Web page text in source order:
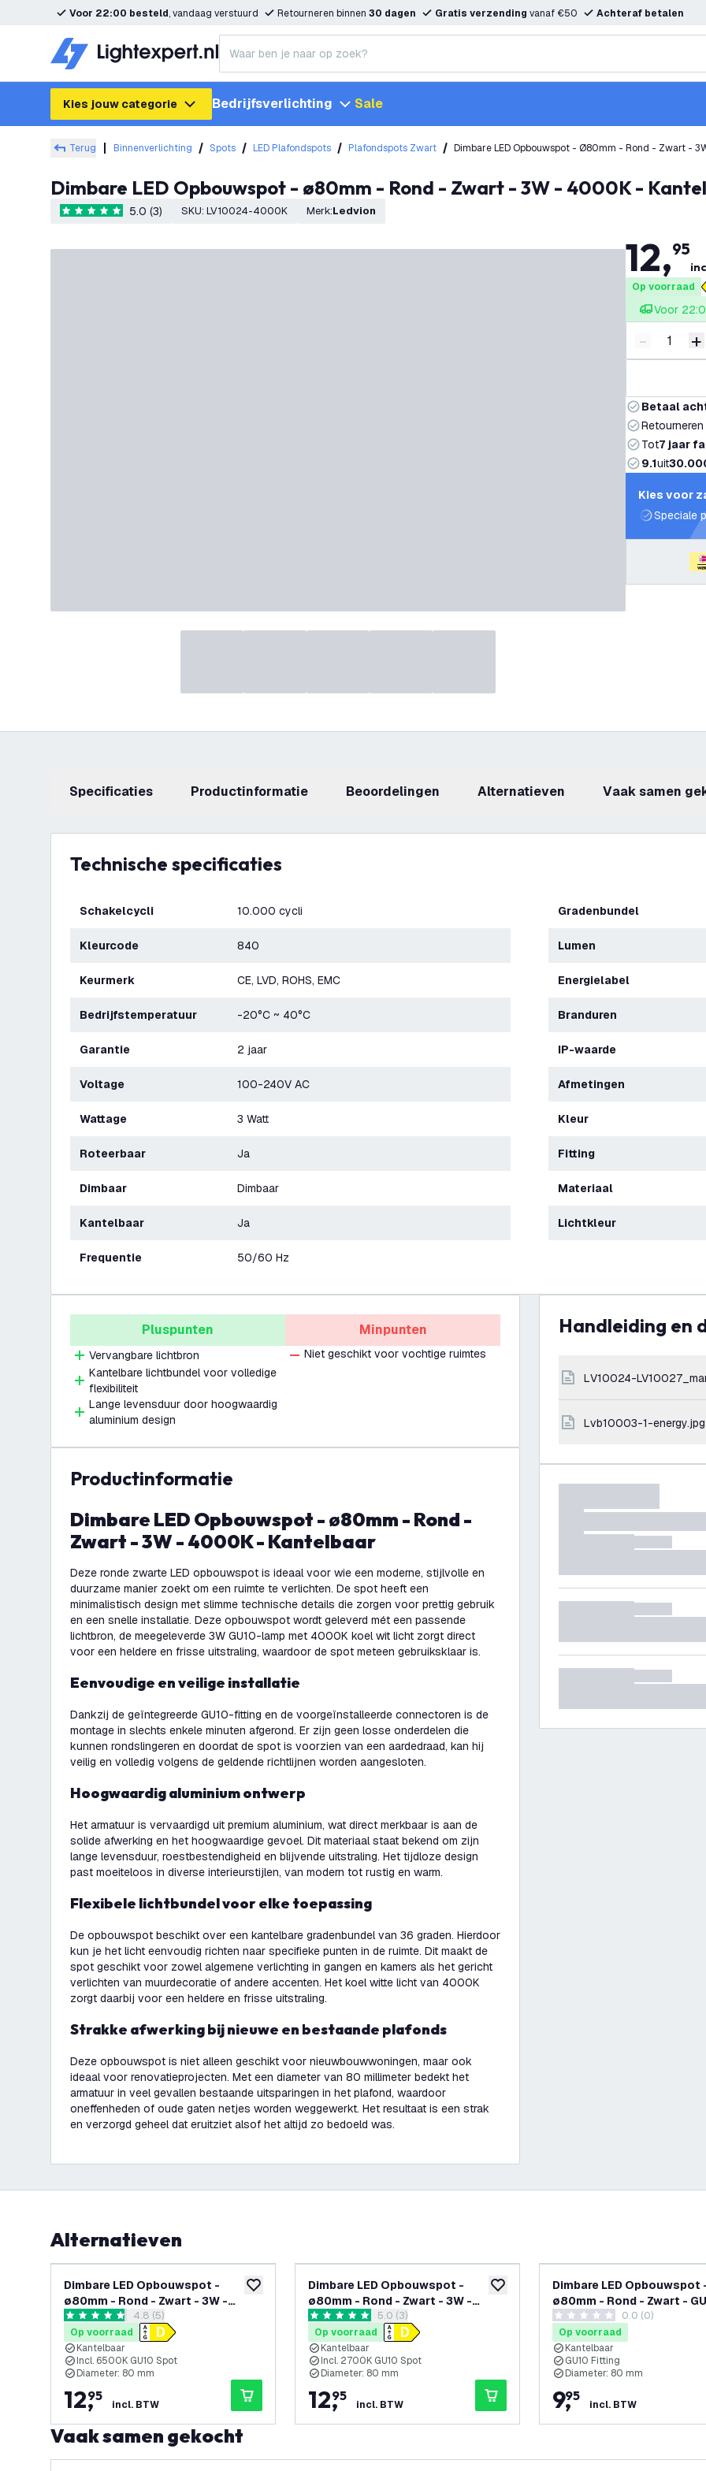
Voor 22:00 besteld, vandaag verstuurd Retourneren binnen 30 dagen Gratis verzending vanaf €50 Achteraf betalen
Kies jouw categorie Bedrijfsverlichting Sale
Terug Binnenverlichting Spots LED Plafondspots Plafondspots Zwart Dimbare LED Opbouwspot - Ø80mm - Rond - Zwart -
Dimbare LED Opbouwspot - ø80mm - Rond - Zwart - 3W - 4000K -
5 score sterren5.0 (3) SKU: LV10024-4000K Merk: Ledvion
12,95
Op voorraad
Voor
Verminder
- +
Betaal
Tot7 jaar
9.1uit
Kies voor
Speciale
Specificaties productinformatie beoordelingen Alternatieven Vaak samen
Technische specificaties
Schakelcycli 10.000 cycli
Kleurcode 840
Keurmerk CE, LVD, ROHS, EMC
Bedrijfstemperatuur -20°C ~ 40°C
Garantie 2 jaar
Voltage 100-240V AC
Wattage 3 Watt
Roteerbaar Ja
Dimbaar Dimbaar
Kantelbaar Ja
Frequentie 50/60 Hz
Gradenbundel
Lumen
Energielabel
Branduren
IP-waarde
Afmetingen
Kleur
Fitting
Materiaal
Lichtkleur
Pluspunten
Vervangbare lichtbron
Kantelbare lichtbundel voor volledige
flexibiliteit
Lange levensduur door hoogwaardig
aluminium design
Minpunten
Niet geschikt voor vochtige ruimtes
productinformatie
Dimbare LED Opbouwspot - ø80mm - Rond -
Zwart - 3W - 4000K - Kantelbaar
Deze ronde zwarte LED opbouwspot is ideaal voor wie een moderne, stijlvolle en
duurzame manier zoekt om een ruimte te verlichten. De spot heeft een
minimalistisch design met slimme technische details die zorgen voor prettig gebruik
en een snelle installatie. Deze opbouwspot wordt geleverd mét een passende
lichtbron, de meegeleverde 3W GU10-lamp met 4000K koel wit licht zorgt direct
voor een heldere en frisse uitstraling, waardoor de spot meteen gebruiksklaar is.
Eenvoudige en veilige installatie
Dankzij de geïntegreerde GU10-fitting en de voorgeïnstalleerde connectoren is de
montage in slechts enkele minuten afgerond. Er zijn geen losse onderdelen die
kunnen rondslingeren en doordat de spot is voorzien van een aardedraad, kan hij
veilig en volledig volgens de geldende richtlijnen worden aangesloten.
Hoogwaardig aluminium ontwerp
Het armatuur is vervaardigd uit premium aluminium, wat direct merkbaar is aan de
solide afwerking en het hoogwaardige gevoel. Dit materiaal staat bekend om zijn
lange levensduur, roestbestendigheid en blijvende uitstraling. Het tijdloze design
past moeiteloos in diverse interieurstijlen, van modern tot rustig en warm.
Flexibele lichtbundel voor elke toepassing
De opbouwspot beschikt over een kantelbare gradenbundel van 36 graden. Hierdoor
kun je het licht eenvoudig richten naar specifieke punten in de ruimte. Dit maakt de
spot geschikt voor zowel algemene verlichting in gangen en kamers als het gericht
verlichten van muurdecoratie of andere accenten. Het koel witte licht van 4000K
zorgt daarbij voor een heldere en frisse uitstraling.
Strakke afwerking bij nieuwe en bestaande plafonds
Deze opbouwspot is niet alleen geschikt voor nieuwbouwwoningen, maar ook
ideaal voor renovatieprojecten. Met een diameter van 80 millimeter bedekt het
armatuur in veel gevallen bestaande uitsparingen in het plafond, waardoor
oneffenheden of oude gaten netjes worden weggewerkt. Het resultaat is een strak
en verzorgd geheel dat eruitziet alsof het altijd zo bedoeld was.
Handleiding en
LV10024-
lvb10003-1-energy.jpg
Alternatieven
toevoegen aan verlanglijst
Dimbare LED Opbouwspot -
ø80mm - Rond - Zwart - 3W -
6500K - Kantelbaarreviews drawer openen
4.8 score sterren4.8 (5)
Op voorraad
Kantelbaar
Incl. 6500K GU10 Spot
Diameter: 80 mm
12,
95
incl. BTW
toevoegen aan verlanglijst
Dimbare LED Opbouwspot -
ø80mm - Rond - Zwart - 3W -
2700K - Kantelbaarreviews drawer openen
5 score sterren5.0 (3)
Op voorraad
Kantelbaar
Incl. 2700K GU10 Spot
Diameter: 80 mm
12,
95
incl. BTW
Dimbare LED Opbouwspot
ø80mm - Rond - Zwart -
Fitting - Kantelbaar
0 score sterren0.0 (0)
Op voorraad
Kantelbaar
GU10 Fitting
Diameter: 80 mm
9,
95
incl. BTW
Vaak samen gekocht